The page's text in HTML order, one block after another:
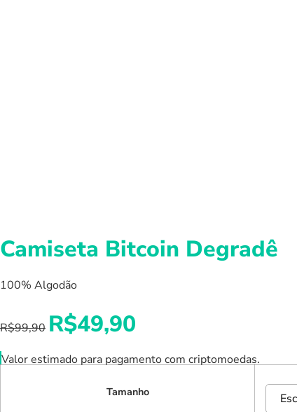
Camiseta Bitcoin Degradê
100% Algodão
R$99,90
O
preço
era:
R$49,90
é:
Valor estimado para pagamento com criptomoedas.
Tamanho